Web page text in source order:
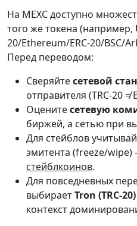
На MEXC доступно
того же токена (например,
20/Ethereum/ERC-20/BSC/
Перед переводом:
Сверяйтесетевой
отправителя (TRC-20 ≠
Оценитесетевую
биржей, а сетью при
Для стейблов
эмитента (freeze/
стейблкоинов.
Для повседневных
выбираетTron (TRC-20)
контекст